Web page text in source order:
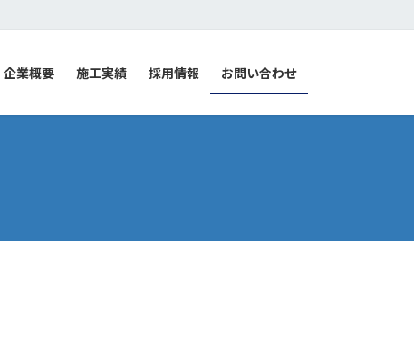
企業概要 施工実績 採用情報 お問い合わせ